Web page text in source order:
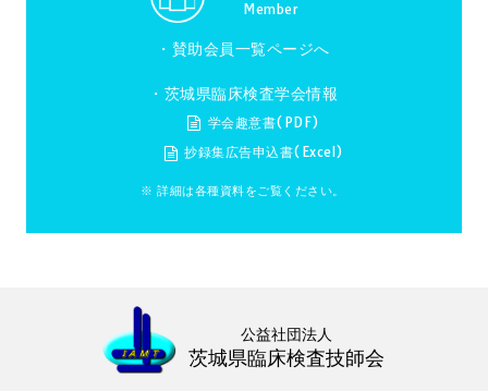
Member
・ 賛助会員一覧ページへ
・茨城県臨床検査学会情報
学会趣意書(PDF)
抄録集広告申込書(Excel)
※ 詳細は各種資料をご覧ください。
公益社団法人
茨城県臨床検査技師会